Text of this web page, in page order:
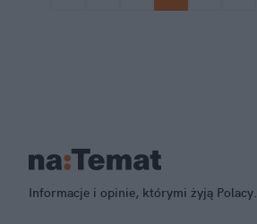
Informacje i opinie, którymi żyją Polacy.